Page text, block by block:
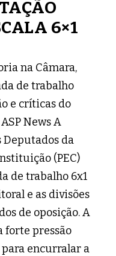
6×1
na Câmara,
de trabalho
e críticas do
News A
Deputados da
(PEC)
de trabalho 6x1
e as divisões
de oposição. A
forte pressão
encurralar a